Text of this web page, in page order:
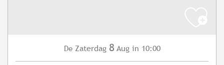
De Zaterdag 8 Aug in 10:00